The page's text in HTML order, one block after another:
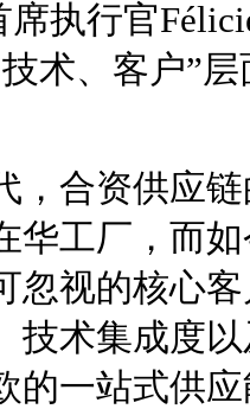
执行官
术、客户”
，合资供应
华工厂，而
忽视的核心
技术集成度
的一站式供